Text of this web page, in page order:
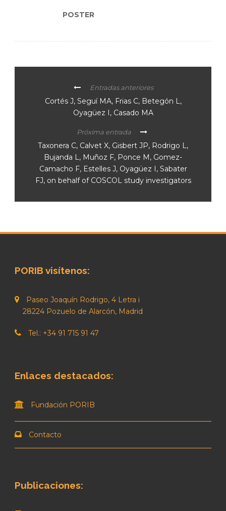
POSTER
Entradas anteriores
Cortés J, Seguí MA, Frias C, Betegón L,
Oyagüez I, Casado MA
Próxima entrada
Taxonera C, Calvet X, Gisbert JP, Rodrigo L,
Bujanda L, Muñoz F, Ponce M, Gomez-
Camacho F, Estelles J, Oyagüez I, Sabater
FJ, on behalf of COSCOL study investigators
PORIB visítenos:
Paseo Joaquín Rodrigo, 4 Letra i
28224 Pozuelo de Alarcón, Madrid
Tel.: +34 91 715 91 47
Enlaces destacados:
Fundación PORIB
Contacto
Publicaciones: